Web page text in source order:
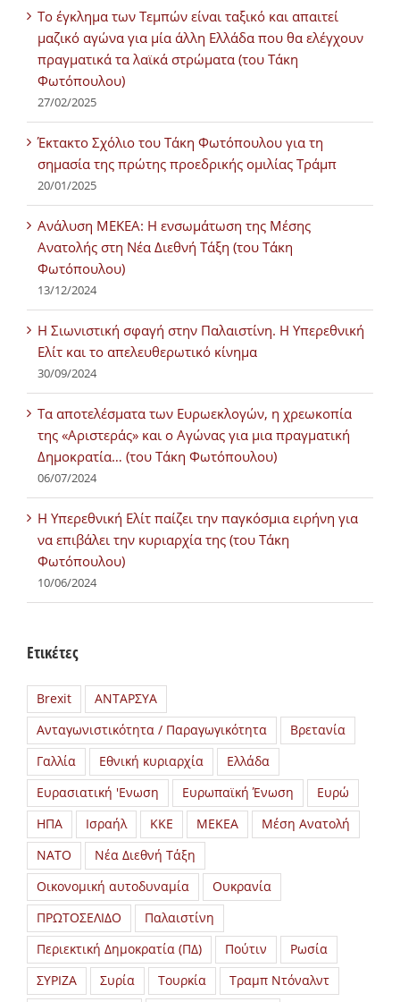
Tο έγκλημα των Τεμπών είναι ταξικό και απαιτεί
μαζικό αγώνα για μία άλλη Ελλάδα που θα ελέγχουν
πραγματικά τα λαϊκά στρώματα (του Τάκη
Φωτόπουλου)
27/02/2025
Έκτακτο Σχόλιο του Τάκη Φωτόπουλου για τη
σημασία της πρώτης προεδρικής ομιλίας Τράμπ
20/01/2025
Ανάλυση ΜΕΚΕΑ: Η ενσωμάτωση της Μέσης
Ανατολής στη Νέα Διεθνή Τάξη (του Τάκη
Φωτόπουλου)
13/12/2024
Η Σιωνιστική σφαγή στην Παλαιστίνη. Η Υπερεθνική
Ελίτ και το απελευθερωτικό κίνημα
30/09/2024
Τα αποτελέσματα των Ευρωεκλογών, η χρεωκοπία
της «Αριστεράς» και ο Αγώνας για μια πραγματική
Δημοκρατία… (του Τάκη Φωτόπουλου)
06/07/2024
H Υπερεθνική Ελίτ παίζει την παγκόσμια ειρήνη για
να επιβάλει την κυριαρχία της (του Τάκη
Φωτόπουλου)
10/06/2024
Ετικέτες
Brexit
ΑΝΤΑΡΣΥΑ
Ανταγωνιστικότητα / Παραγωγικότητα
Βρετανία
Γαλλία
Εθνική κυριαρχία
Ελλάδα
Ευρασιατική 'Ενωση
Ευρωπαϊκή Ένωση
Ευρώ
ΗΠΑ
Ισραήλ ΚΚΕ ΜΕΚΕΑ
Μέση Ανατολή
ΝΑΤΟ
Νέα Διεθνή Τάξη
Οικονομική αυτοδυναμία
Ουκρανία
ΠΡΩΤΟΣΕΛΙΔΟ
Παλαιστίνη
Περιεκτική Δημοκρατία (ΠΔ)
Πούτιν
Ρωσία
ΣΥΡΙΖΑ
Συρία Τουρκία
Τραμπ Ντόναλντ